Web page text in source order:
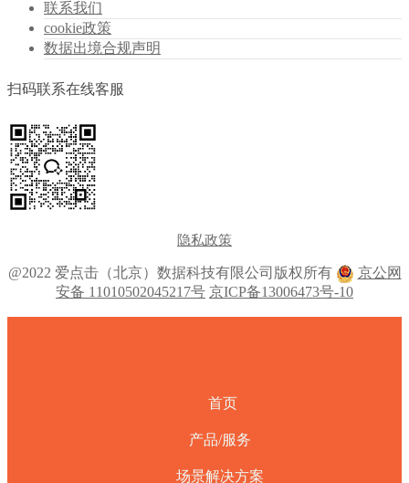
联系我们
cookie政策
数据出境合规声明
扫码联系在线客服
隐私政策
@2022 爱点击（北京）数据科技有限公司版权所有
京公网
安备 11010502045217号 京ICP备13006473号-10
首页
产品/服务
场景解决方案